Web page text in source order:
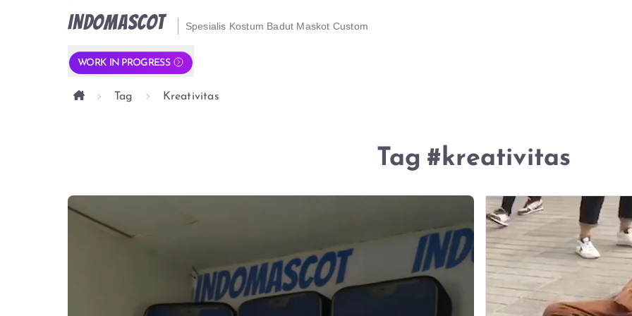
INDOMASCOT Spesialis Kostum Badut Maskot Custom
WORK IN PROGRESS
Tag Kreativitas
Tag #kreativitas